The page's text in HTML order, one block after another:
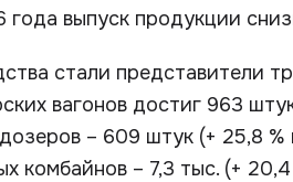
выпуск продукции
стали представители
вагонов достиг 963
– 609 штук (+ 25,8 %
комбайнов – 7,3 тыс. (+ 20,4